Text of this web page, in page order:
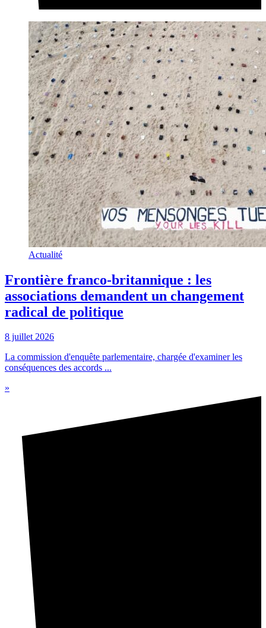
Actualité
Frontière franco-britannique : les
associations demandent un changement
radical de politique
8 juillet 2026
La commission d'enquête parlementaire, chargée d'examiner les
conséquences des accords ...
»